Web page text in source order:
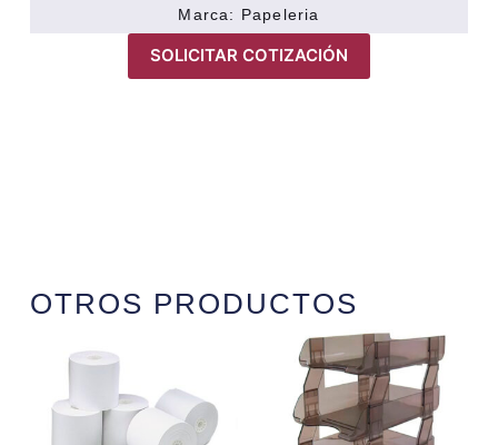
Marca: Papeleria
SOLICITAR COTIZACIÓN
OTROS PRODUCTOS